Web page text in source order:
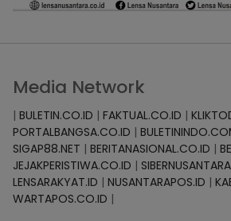
Media Network
| BULETIN.CO.ID | FAKTUAL.CO.ID |
PORTALBANGSA.CO.ID |
SIGAP88.NET | BERITANASIONAL.CO.ID |
JEJAKPERISTIWA.CO.ID |
LENSARAKYAT.ID | NUSANTARAPOS.ID |
WARTAPOS.CO.ID |